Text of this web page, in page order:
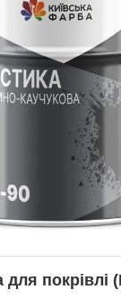
для покрівлі